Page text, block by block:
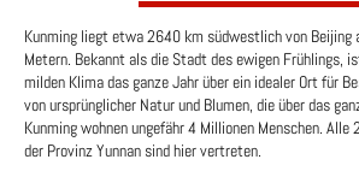
Kunming liegt etwa 2640 km südwestlich von Beijing
Metern. Bekannt als die Stadt des ewigen Frühlings,
milden Klima das ganze Jahr über ein idealer Ort für
von ursprünglicher Natur und Blumen, die über das
Kunming wohnen ungefähr 4 Millionen Menschen. Alle
der Provinz Yunnan sind hier vertreten.